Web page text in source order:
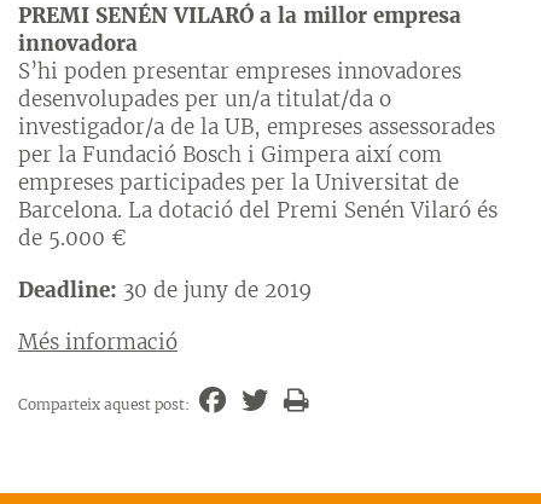
PREMI SENÉN VILARÓ a la millor empresa
innovadora
S’hi poden presentar empreses innovadores
desenvolupades per un/a titulat/da o
investigador/a de la UB, empreses assessorades
per la Fundació Bosch i Gimpera així com
empreses participades per la Universitat de
Barcelona. La dotació del Premi Senén Vilaró és
de 5.000 €
Deadline: 30 de juny de 2019
Més informació
Comparteix aquest post: